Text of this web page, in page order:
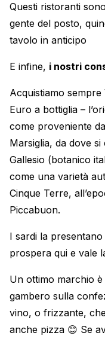
Questi ristoranti
gente del posto,
tavolo in anticipo
E infine, i nostri
Acquistiamo sempre
Euro a bottiglia –
come proveniente
Marsiglia, da dove
Gallesio (botanico
come una varietà
Cinque Terre,
Piccabuon.
I sardi la
prospera qui e vale
Un ottimo marchio è
gambero sulla
vino, o frizzante,
anche pizza 😊 Se